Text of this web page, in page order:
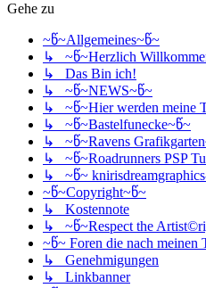
Gehe zu
~წ~Allgemeines~წ~
↳ ~წ~Herzlich
↳ Das Bin ich!
↳ ~წ~NEWS~წ~
↳ ~წ~Hier werden meine
↳ ~წ~Bastelfunecke~წ~
↳ ~წ~Ravens
↳ ~წ~Roadrunners PSP
↳ ~წ~
~წ~Copyright~წ~
↳ Kostennote
↳ ~წ~Respect the
~წ~ Foren die nach meinen
↳ Genehmigungen
↳ Linkbanner